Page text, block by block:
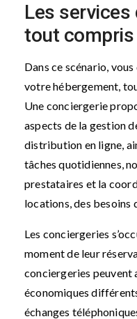
Les
tout compris
Dans ce scénario,
votre hébergement,
Une conciergerie
aspects de la gestion
distribution en ligne,
tâches quotidiennes,
prestataires et la
locations, des besoins
Les conciergeries
moment de leur
conciergeries peuvent
économiques
échanges